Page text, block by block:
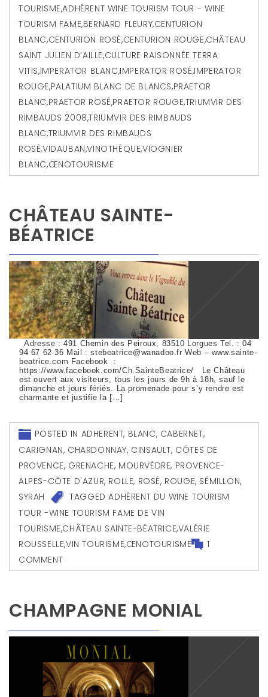
TOURISME,ADHÉRENT WINE TOURISM TOUR - WINE
TOURISM FAME,BERNARD FLEURY,CENTURION
BLANC,CENTURION ROSÉ,CENTURION ROUGE,CHÂTEAU
SAINT JULIEN D’AILLE,CULTURE RAISONNÉE TERRA
VITIS,IMPERATOR BLANC,IMPERATOR ROSÉ,IMPERATOR
ROUGE,PALATIUM BLANC DE BLANCS,PRAETOR
BLANC,PRAETOR ROSÉ,PRAETOR ROUGE,TRIUMVIR DES
RIMBAUDS 2008,TRIUMVIR DES RIMBAUDS
BLANC,TRIUMVIR DES RIMBAUDS
ROSÉ,VIDAUBAN,VINOTHÈQUE,VIOGNIER
BLANC,ŒNOTOURISME
CHÂTEAU SAINTE-
BÉATRICE
Adresse : 491 Chemin des Peiroux, 83510 Lorgues Tel. : 04
94 67 62 36 Mail : stebeatrice@wanadoo.fr Web – www.sainte-
beatrice.com Facebook :
https://www.facebook.com/Ch.SainteBeatrice/ Le Château
est ouvert aux visiteurs, tous les jours de 9h à 18h, sauf le
dimanche et jours fériés. La promenade pour s’y rendre est
charmante et justifie la […]
POSTED IN ADHERENT, BLANC, CABERNET,
CARIGNAN, CHARDONNAY, CINSAULT, CÔTES DE
PROVENCE, GRENACHE, MOURVÈDRE, PROVENCE-
ALPES-CÔTE D'AZUR, ROLLE, ROSÉ, ROUGE, SÉMILLON,
SYRAH
TAGGEDADHÉRENT DU WINE TOURISM
TOUR -WINE TOURISM FAME DE VIN
TOURISME,CHÂTEAU SAINTE-BÉATRICE,VALÉRIE
ROUSSELLE,VIN TOURISME,ŒNOTOURISME
1
COMMENT
CHAMPAGNE MONIAL